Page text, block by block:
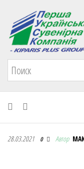
Первая
Первая Украинская
28.03.2021 0 Автор